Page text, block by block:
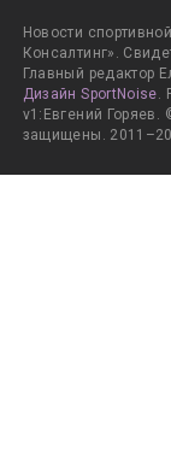
Новости
Консалтинг».
Главный редактор
Дизайн SportNoise.
v1:Евгений
защищены.